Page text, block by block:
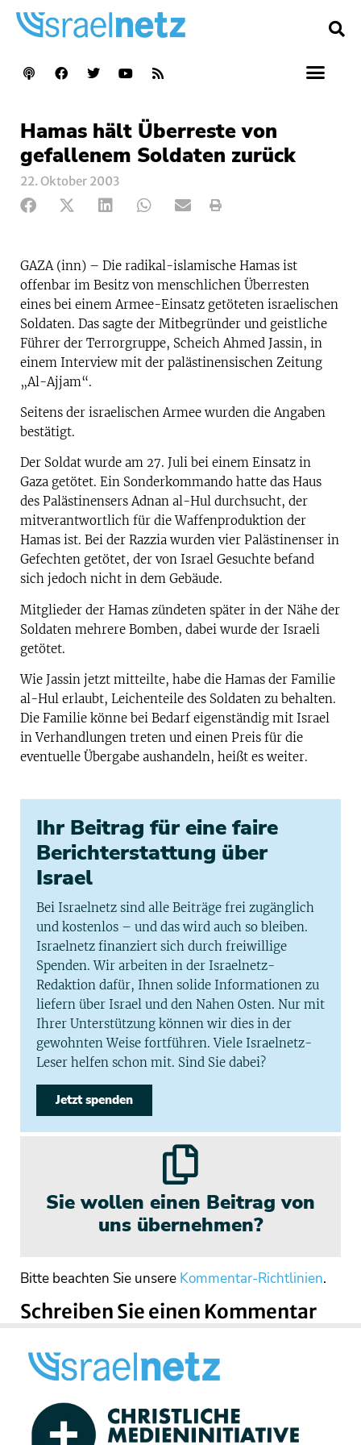
Hamas hält Überreste von
gefallenem Soldaten zurück
22. Oktober 2003
GAZA (inn) – Die radikal-islamische Hamas ist
offenbar im Besitz von menschlichen Überresten
eines bei einem Armee-Einsatz getöteten israelischen
Soldaten. Das sagte der Mitbegründer und geistliche
Führer der Terrorgruppe, Scheich Ahmed Jassin, in
einem Interview mit der palästinensischen Zeitung
„Al-Ajjam“.
Seitens der israelischen Armee wurden die Angaben
bestätigt.
Der Soldat wurde am 27. Juli bei einem Einsatz in
Gaza getötet. Ein Sonderkommando hatte das Haus
des Palästinensers Adnan al-Hul durchsucht, der
mitverantwortlich für die Waffenproduktion der
Hamas ist. Bei der Razzia wurden vier Palästinenser in
Gefechten getötet, der von Israel Gesuchte befand
sich jedoch nicht in dem Gebäude.
Mitglieder der Hamas zündeten später in der Nähe der
Soldaten mehrere Bomben, dabei wurde der Israeli
getötet.
Wie Jassin jetzt mitteilte, habe die Hamas der Familie
al-Hul erlaubt, Leichenteile des Soldaten zu behalten.
Die Familie könne bei Bedarf eigenständig mit Israel
in Verhandlungen treten und einen Preis für die
eventuelle Übergabe aushandeln, heißt es weiter.
Ihr Beitrag für eine faire
Berichterstattung über
Israel
Bei Israelnetz sind alle Beiträge frei zugänglich
und kostenlos – und das wird auch so bleiben.
Israelnetz finanziert sich durch freiwillige
Spenden. Wir arbeiten in der Israelnetz-
Redaktion dafür, Ihnen solide Informationen zu
liefern über Israel und den Nahen Osten. Nur mit
Ihrer Unterstützung können wir dies in der
gewohnten Weise fortführen. Viele Israelnetz-
Leser helfen schon mit. Sind Sie dabei?
Jetzt spenden
Sie wollen einen Beitrag von
uns übernehmen?
Bitte beachten Sie unsere Kommentar-Richtlinien.
Schreiben Sie einen Kommentar